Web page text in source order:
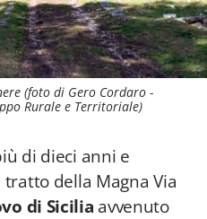
(foto di Gero Cordaro -
Rurale e Territoriale)
di dieci anni e
della Magna Via
di Sicilia avvenuto